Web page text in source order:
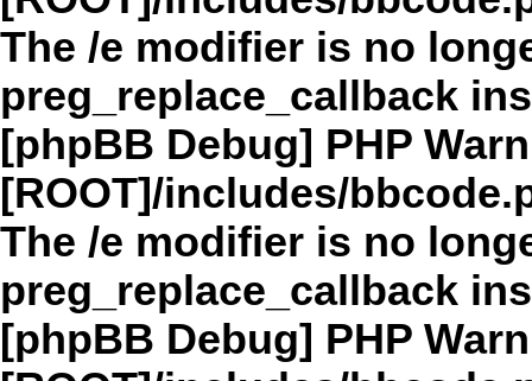
The /e modifier is no
preg_replace_callback
[phpBB Debug] PHP
[ROOT]/includes/
The /e modifier is no
preg_replace_callback
[phpBB Debug] PHP